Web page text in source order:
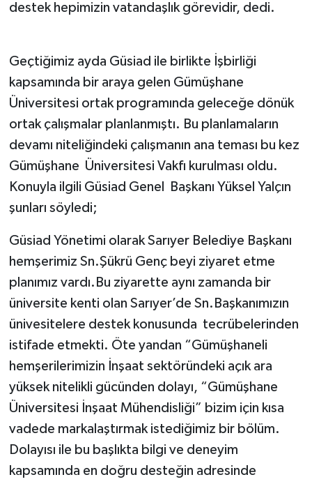
destek hepimizin vatandaşlık görevidir, dedi.
Geçtiğimiz ayda Güsiad ile birlikte İşbirliği
kapsamında bir araya gelen Gümüşhane
Üniversitesi ortak programında geleceğe dönük
ortak çalışmalar planlanmıştı. Bu planlamaların
devamı niteliğindeki çalışmanın ana teması bu kez
Gümüşhane Üniversitesi Vakfı kurulması oldu.
Konuyla ilgili Güsiad Genel Başkanı Yüksel Yalçın
şunları söyledi;
Güsiad Yönetimi olarak Sarıyer Belediye Başkanı
hemşerimiz Sn.Şükrü Genç beyi ziyaret etme
planımız vardı.Bu ziyarette aynı zamanda bir
üniversite kenti olan Sarıyer’de Sn.Başkanımızın
ünivesitelere destek konusunda tecrübelerinden
istifade etmekti. Öte yandan “Gümüşhaneli
hemşerilerimizin İnşaat sektöründeki açık ara
yüksek nitelikli gücünden dolayı, “Gümüşhane
Üniversitesi İnşaat Mühendisliği” bizim için kısa
vadede markalaştırmak istediğimiz bir bölüm.
Dolayısı ile bu başlıkta bilgi ve deneyim
kapsamında en doğru desteğin adresinde